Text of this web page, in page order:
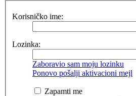
Korisničko ime:
Lozinka:
Zaboravio sam moju lozinku
Ponovo pošalji aktivacioni mejl
Zapamti me